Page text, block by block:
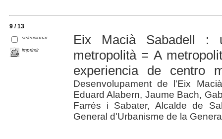
9 / 13
seleccionar
imprimir
Eix Macià Sabadell :
metropolità = A
experiencia de centro
Desenvolupament de l'Eix
Eduard Alabern, Jaume Bach,
Farrés i Sabater, Alcalde de
General d'Urbanisme de la